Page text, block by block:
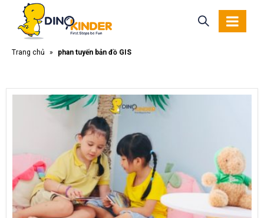
Trang chủ » phân tuyến bản đồ GIS